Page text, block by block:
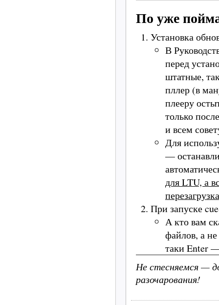
По уже
Установка
В
перед
штатные,
пллер (в
плееру
только
и всем
Для
—
для LTU, а
перезагрузка
При запуске
А кто вам
файлов, а
таки Enter
Не стесняемся —
разочарования!